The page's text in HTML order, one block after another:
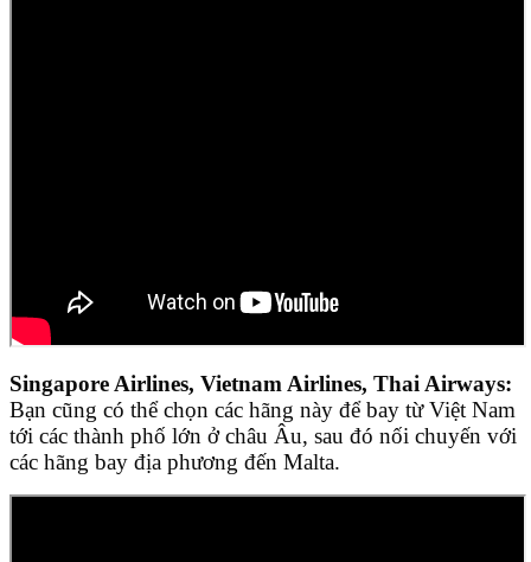
Singapore Airlines, Vietnam Airlines, Thai Airways:
Bạn cũng có thể chọn các hãng này để bay từ Việt Nam
tới các thành phố lớn ở châu Âu, sau đó nối chuyến với
các hãng bay địa phương đến Malta.